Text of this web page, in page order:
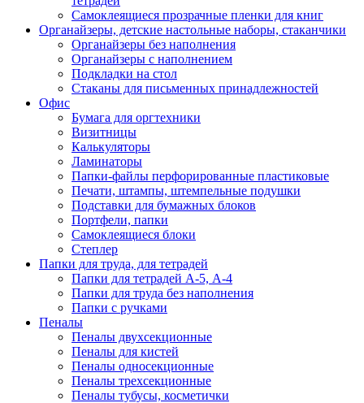
Самоклеящиеся прозрачные пленки для книг
Органайзеры, детские настольные наборы, стаканчики
Органайзеры без наполнения
Органайзеры с наполнением
Подкладки на стол
Стаканы для письменных принадлежностей
Офис
Бумага для оргтехники
Визитницы
Калькуляторы
Ламинаторы
Папки-файлы перфорированные пластиковые
Печати, штампы, штемпельные подушки
Подставки для бумажных блоков
Портфели, папки
Самоклеящиеся блоки
Степлер
Папки для труда, для тетрадей
Папки для тетрадей А-5, А-4
Папки для труда без наполнения
Папки с ручками
Пеналы
Пеналы двухсекционные
Пеналы для кистей
Пеналы односекционные
Пеналы трехсекционные
Пеналы тубусы, косметички